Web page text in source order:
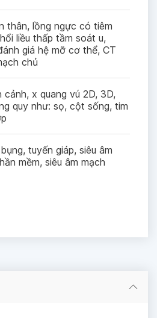
thân, lồng ngực có tiêm
liều thấp tầm soát u,
giá hệ mỡ cơ thể, CT
chủ
cảnh, x quang vú 2D, 3D,
quy như: sọ, cột sống, tim
tuyến giáp, siêu âm
mềm, siêu âm mạch